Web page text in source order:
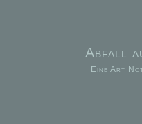
Abfall
Eine Art